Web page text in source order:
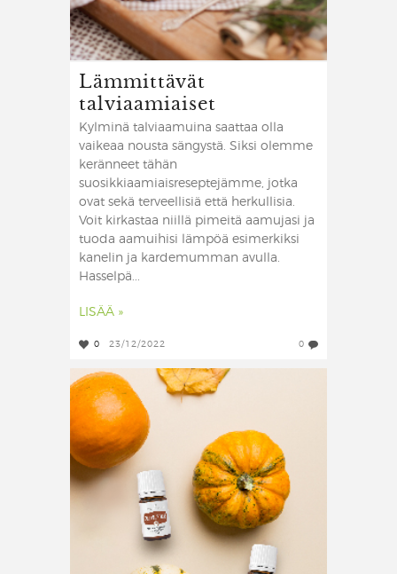
Lämmittävät
talviaamiaiset
Kylminä talviaamuina saattaa olla
vaikeaa nousta sängystä. Siksi olemme
keränneet tähän
suosikkiaamiaisreseptejämme, jotka
ovat sekä terveellisiä että herkullisia.
Voit kirkastaa niillä pimeitä aamujasi ja
tuoda aamuihisi lämpöä esimerkiksi
kanelin ja kardemumman avulla.
Hasselpä...
LISÄÄ »
0 23/12/2022 0